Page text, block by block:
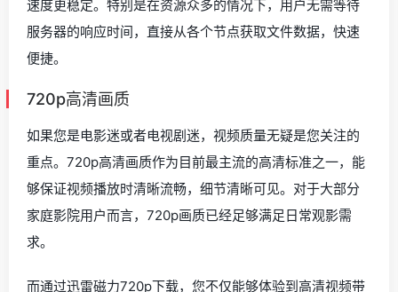
速度更稳定。特别是在资源众多的情况下，用户无需等待
服务器的响应时间，直接从各个节点获取文件数据，快速
便捷。
720p高清画质
如果您是电影迷或者电视剧迷，视频质量无疑是您关注的
重点。720p高清画质作为目前最主流的高清标准之一，能
够保证视频播放时清晰流畅，细节清晰可见。对于大部分
家庭影院用户而言，720p画质已经足够满足日常观影需
求。
而通过迅雷磁力720p下载，您不仅能够体验到高清视频带